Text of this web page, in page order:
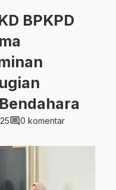
BPKPD
comment0 komentar